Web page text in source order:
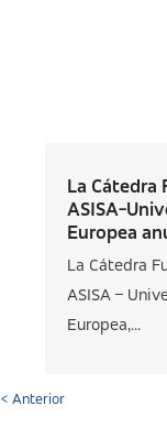
La Cátedra
ASISA-
Europea
La Cátedra
ASISA –
Europea,...
< Anterior